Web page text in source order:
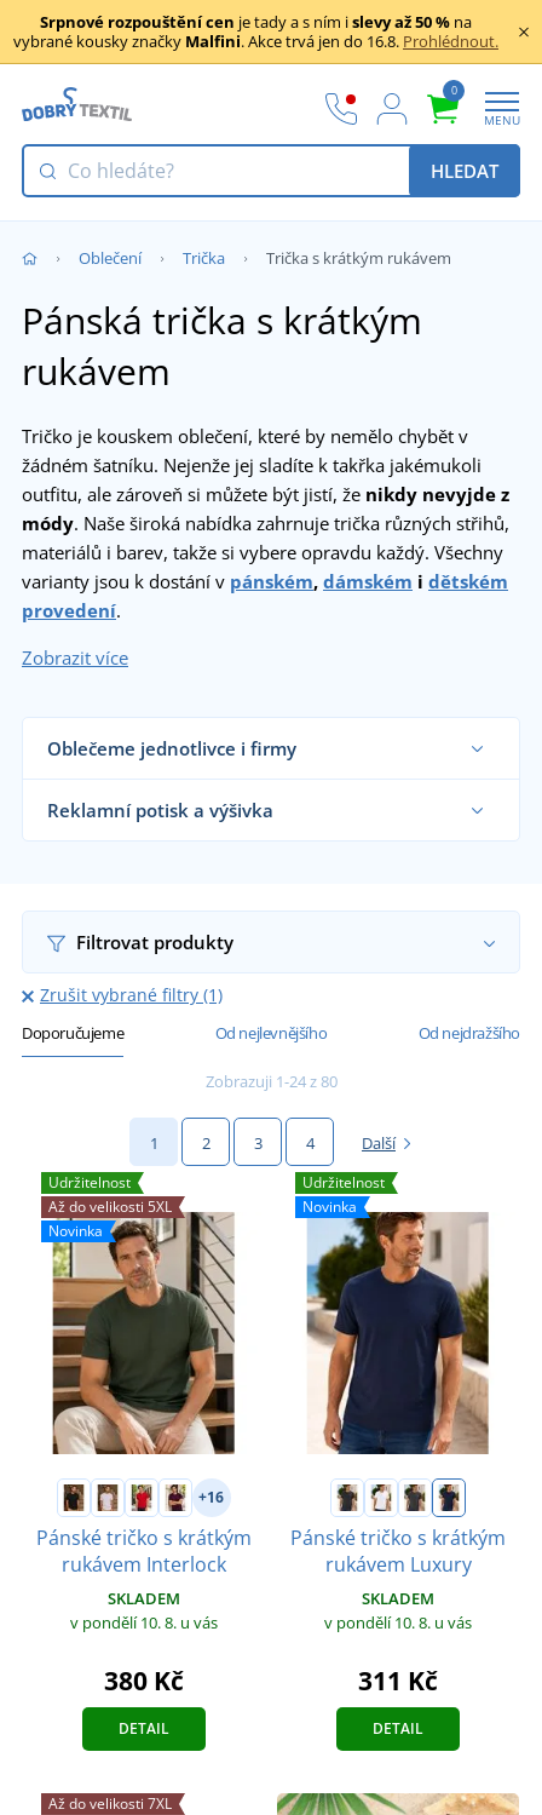
Srpnové rozpouštění cen je tady a s ním islevy až 50 % na
vybrané kousky značky Malfini. Akce trvá jen do 16.8. Prohlédnout.
0
MENU
HLEDAT
Oblečení Trička Trička s krátkým rukávem
Pánská trička s krátkým
rukávem
Tričko je kouskem oblečení, které by nemělo chybět v
žádném šatníku. Nejenže jej sladíte k takřka jakémukoli
outfitu, ale zároveň si můžete být jistí, že nikdy nevyjde z
módy. Naše široká nabídka zahrnuje trička různých střihů,
materiálů i barev, takže si vybere opravdu každý. Všechny
varianty jsou k dostání v pánském, dámském i dětském
provedení.
Zobrazit více
Oblečeme jednotlivce i firmy
Dodáváme trička reklamním agenturám, firmám,
obchodníkům s textilem, školám i koncovým
zákazníkům již od 1 kusu.
Chci vědět více
Reklamní potisk a výšivka
Filtrovat produkty
Zrušit vybrané filtry (1)
Doporučujeme Od nejlevnějšího Od nejdražšího
Zobrazuji 1-24 z 80
1 2 3 4 Další
Udržitelnost
Až do velikosti 5XL
Novinka
+16
Pánské tričko s krátkým
rukávem Interlock
SKLADEM
v pondělí 10. 8. u vás
380 Kč
DETAIL
Udržitelnost
Novinka
Pánské tričko s krátkým
rukávem Luxury
SKLADEM
v pondělí 10. 8. u vás
311 Kč
DETAIL
Až do velikosti 7XL